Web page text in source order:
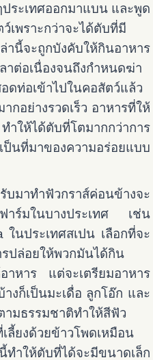
ระเทศออกมาแบน และพูด
เพราะกว่าจะได้ตับที่มี
านี้จะถูกบังคับให้กินอาหาร
าต่อเนื่องจนถึงกำหนดฆ่า
ดท่อเข้าไปในคอสัตว์แล้ว
กอย่างรวดเร็ว อาหารที่ให้
ำให้ได้ตับที่โตมากกว่าการ
นที่มาของความอร่อยแบบ
มาทำฟัวกราส์ค่อนข้างจะ
ร์มในบางประเทศ เช่น
นประเทศสเปน เลือกที่จะ
รปล่อยให้พวกมันได้กิน
าหาร แต่จะเตรียมอาหาร
งก็เป็นมะเดื่อ ลูกโอ๊ก และ
มธรรมชาติทำให้สีฟัว
ลี้ยงด้วยข้าวโพดเหมือน
ำให้ตับที่ได้จะมีขนาดเล็ก